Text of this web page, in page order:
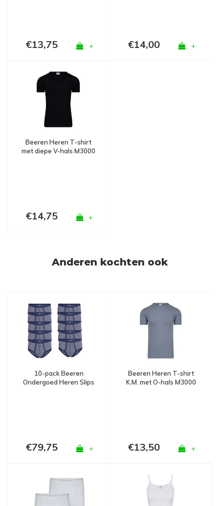
€13,75 + €14,00 +
Beeren Heren T-shirt
met diepe V-hals M3000
€14,75 +
Anderen kochten ook
10-pack Beeren
Ondergoed Heren Slips
€79,75 +
Beeren Heren T-shirt
K.M. met O-hals M3000
€13,50 +